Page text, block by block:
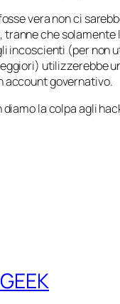
vera non ci
che solamente
incoscienti (per non
utilizzerebbe
account governativo.
diamo la colpa agli